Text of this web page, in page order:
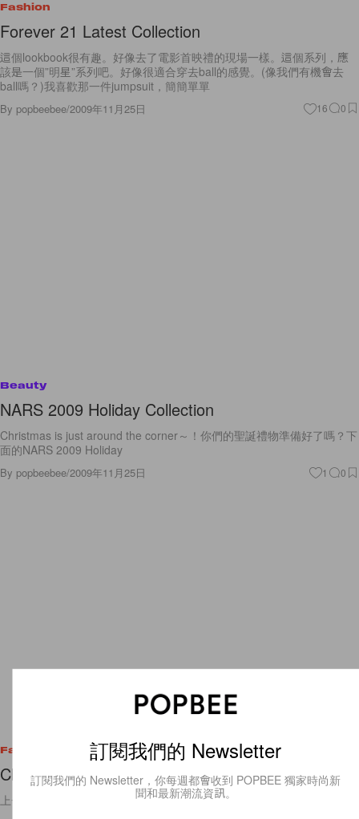
Fashion
Forever 21 Latest Collection
這個lookbook很有趣。好像去了電影首映禮的現場一樣。這個系列，應
該是一個”明星”系列吧。好像很適合穿去ball的感覺。(像我們有機會去
ball嗎？)我喜歡那一件jumpsuit，簡簡單單
By popbeebee/2009年11月25日 16 0
Beauty
NARS 2009 Holiday Collection
Christmas is just around the corner～！你們的聖誕禮物準備好了嗎？下
面的NARS 2009 Holiday
By popbeebee/2009年11月25日 1 0
Fashion
Chloe Sevigny For Opening Ceremony Tote
上一次Popbee去日本旅行的時候，都有去參觀過Opening
訂閱我們的 Newsletter
訂閱我們的 Newsletter，你每週都會收到 POPBEE 獨家時尚新
聞和最新潮流資訊。